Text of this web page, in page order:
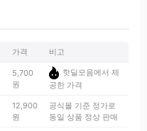
가격 비고
5,700
원
핫딜모음에서 제
공한 가격
12,900
원
공식몰 기준 정가로
동일 상품 정상 판매